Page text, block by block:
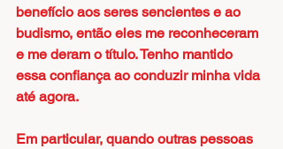
benefício aos seres sencientes e ao
budismo, então eles me reconheceram
e me deram o título. Tenho mantido
essa confiança ao conduzir minha vida
até agora.
Em particular, quando outras pessoas